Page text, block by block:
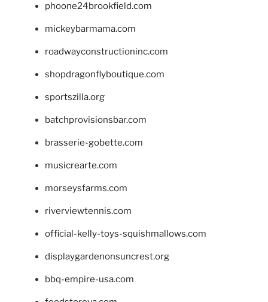
phoone24brookfield.com
mickeybarmama.com
roadwayconstructioninc.com
shopdragonflyboutique.com
sportszilla.org
batchprovisionsbar.com
brasserie-gobette.com
musicrearte.com
morseysfarms.com
riverviewtennis.com
official-kelly-toys-squishmallows.com
displaygardenonsuncrest.org
bbq-empire-usa.com